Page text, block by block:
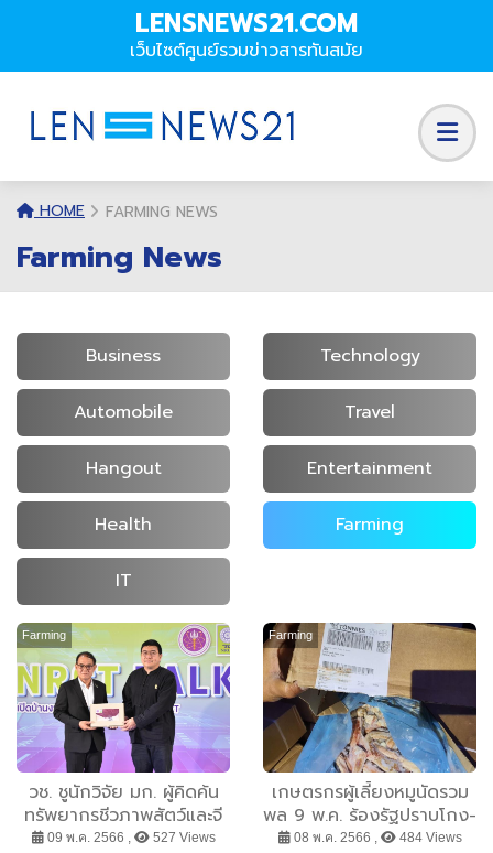
LENSNEWS21.COM
เว็บไซต์ศูนย์รวมข่าวสารทันสมัย
HOME FARMING NEWS
Farming News
Business Technology
Automobile Travel
Hangout Entertainment
Health Farming
IT
Farming
วช. ชูนักวิจัย มก. ผู้คิดค้น
ทรัพยากรชีวภาพสัตว์และจี
โนมิกส์ของสัตว์ รับรางวัล
09 พ.ค. 2566 , 527 Views
Farming
เกษตรกรผู้เลี้ยงหมูนัดรวม
พล 9 พ.ค. ร้องรัฐปราบโกง-
หมูเถื่อน
08 พ.ค. 2566 , 484 Views